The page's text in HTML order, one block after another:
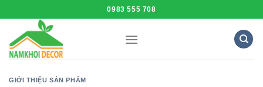
to
content
0983 555 708
GIỚI THIỆU SẢN PHẨM